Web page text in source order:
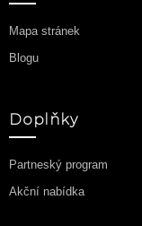
Mapa stránek
Blogu
Doplňky
Partneský program
Akční nabídka